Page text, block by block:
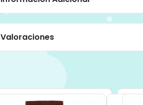
Valoraciones